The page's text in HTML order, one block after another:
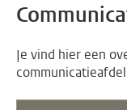
Je vind hier een